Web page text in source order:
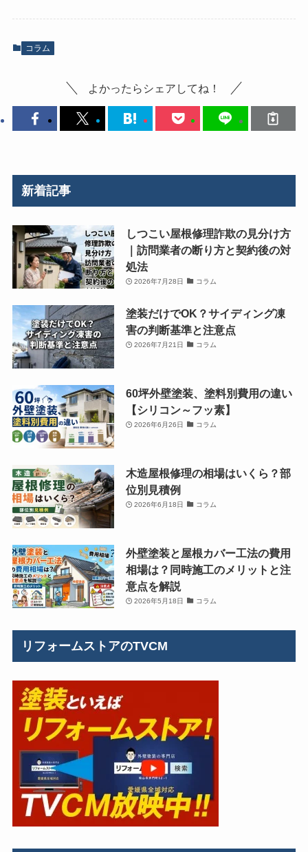
コラム
よかったらシェアしてね！
新着記事
しつこい屋根修理詐欺の見分け方
｜訪問業者の断り方と契約後の対
処法
2026年7月28日 コラム
塗装だけでOK？サイディング凍
害の判断基準と注意点
2026年7月21日 コラム
60坪外壁塗装、塗料別費用の違い
【シリコン～フッ素】
2026年6月26日 コラム
木造屋根修理の相場はいくら？部
位別見積例
2026年6月18日 コラム
外壁塗装と屋根カバー工法の費用
相場は？同時施工のメリットと注
意点を解説
2026年5月18日 コラム
リフォームストアのTVCM